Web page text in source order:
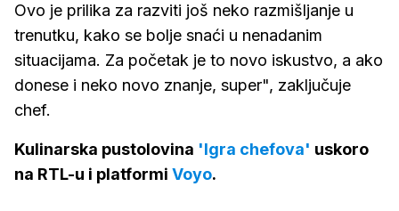
Ovo je prilika za razviti još neko razmišljanje u
trenutku, kako se bolje snaći u nenadanim
situacijama. Za početak je to novo iskustvo, a ako
donese i neko novo znanje, super", zaključuje
chef.
Kulinarska pustolovina 'Igra chefova' uskoro
na RTL-u i platformi Voyo.